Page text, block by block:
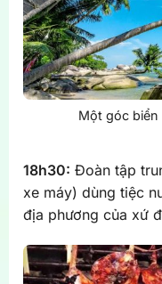
Một góc biển
18h30: Đoàn tập
xe máy) dùng tiệc
địa phương của xứ